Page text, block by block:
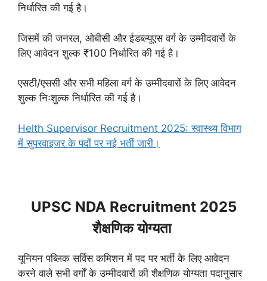
निर्धारित की गई है।
जिसमें की जनरल, ओबीसी और ईडब्ल्यूएस वर्ग के उम्मीदवारों के
लिए आवेदन शुल्क ₹100 निर्धारित की गई है।
एसटी/एससी और सभी महिला वर्ग के उम्मीदवारों के लिए आवेदन
शुल्क निःशुल्क निर्धारित की गई है।
Helth Supervisor Recruitment 2025: स्वास्थ्य विभाग
में सुपरवाइजर के पदों पर नई भर्ती जारी।
UPSC NDA Recruitment 2025
शैक्षणिक योग्यता
यूनियन पब्लिक सर्विस कमिशन में पद पर भर्ती के लिए आवेदन
करने वाले सभी वर्गों के उम्मीदवारों की शैक्षणिक योग्यता पदानुसार